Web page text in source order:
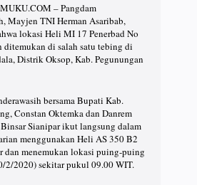
– Pangdam
Mayjen TNI Herman Asaribab,
lokasi Heli MI 17 Penerbad No
ditemukan di salah satu tebing di
Distrik Oksop, Kab. Pegunungan
bersama Bupati Kab.
Constan Oktemka dan Danrem
Sianipar ikut langsung dalam
menggunakan Heli AS 350 B2
menemukan lokasi puing-puing
2/2020) sekitar pukul 09.00 WIT.